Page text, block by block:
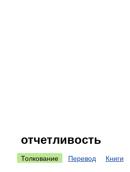
отчетливость
Толкование Перевод Книги